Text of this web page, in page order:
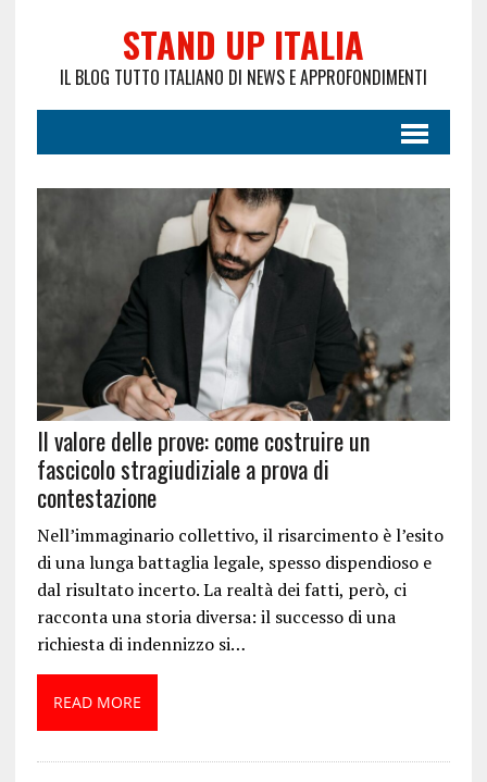
STAND UP ITALIA
IL BLOG TUTTO ITALIANO DI NEWS E APPROFONDIMENTI
Il valore delle prove: come costruire un
fascicolo stragiudiziale a prova di
contestazione
Nell’immaginario collettivo, il risarcimento è l’esito
di una lunga battaglia legale, spesso dispendioso e
dal risultato incerto. La realtà dei fatti, però, ci
racconta una storia diversa: il successo di una
richiesta di indennizzo si…
READ MORE